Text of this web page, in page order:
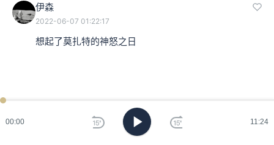
00:00 11:24
伊森
2022-06-07 01:22:17
想起了莫扎特的神怒之日